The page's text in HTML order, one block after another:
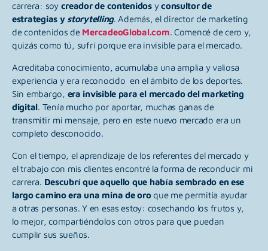
carrera: soy creador de contenidosyconsultor de
estrategias y storytelling. Además, el director de marketing
de contenidos de MercadeoGlobal.com. Comencé de cero y,
quizás como tú, sufrí porque era invisible para el mercado.
Acreditaba conocimiento, acumulaba una amplia y valiosa
experiencia y era reconocido en el ámbito de los deportes.
Sin embargo, era invisible para el mercado del marketing
digital. Tenía mucho por aportar, muchas ganas de
transmitir mi mensaje, pero en este nuevo mercado era un
completo desconocido.
Con el tiempo, el aprendizaje de los referentes del mercado y
el trabajo con mis clientes encontré la forma de reconducir mi
carrera. Descubrí que aquello que había sembrado en ese
largo camino era una mina de oroque me permitía ayudar
a otras personas. Y en esas estoy: cosechando los frutos y,
lo mejor, compartiéndolos con otros para que puedan
cumplir sus sueños.